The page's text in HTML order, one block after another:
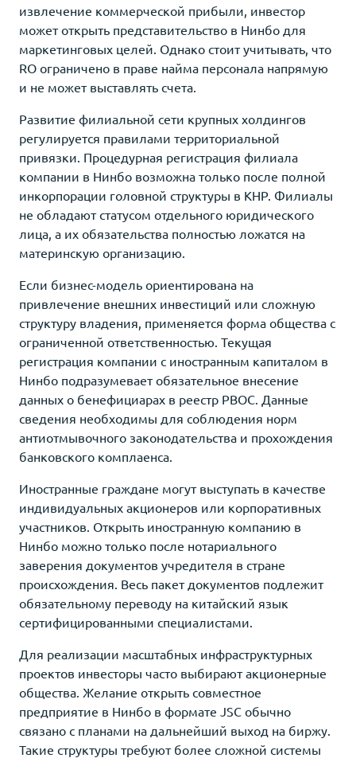
извлечение коммерческой прибыли, инвестор
может открыть представительство в Нинбо для
маркетинговых целей. Однако стоит учитывать, что
RO ограничено в праве найма персонала напрямую
и не может выставлять счета.
Развитие филиальной сети крупных холдингов
регулируется правилами территориальной
привязки. Процедурная регистрация филиала
компании в Нинбо возможна только после полной
инкорпорации головной структуры в КНР. Филиалы
не обладают статусом отдельного юридического
лица, а их обязательства полностью ложатся на
материнскую организацию.
Если бизнес-модель ориентирована на
привлечение внешних инвестиций или сложную
структуру владения, применяется форма общества с
ограниченной ответственностью. Текущая
регистрация компании с иностранным капиталом в
Нинбо подразумевает обязательное внесение
данных о бенефициарах в реестр PBOC. Данные
сведения необходимы для соблюдения норм
антиотмывочного законодательства и прохождения
банковского комплаенса.
Иностранные граждане могут выступать в качестве
индивидуальных акционеров или корпоративных
участников. Открыть иностранную компанию в
Нинбо можно только после нотариального
заверения документов учредителя в стране
происхождения. Весь пакет документов подлежит
обязательному переводу на китайский язык
сертифицированными специалистами.
Для реализации масштабных инфраструктурных
проектов инвесторы часто выбирают акционерные
общества. Желание открыть совместное
предприятие в Нинбо в формате JSC обычно
связано с планами на дальнейший выход на биржу.
Такие структуры требуют более сложной системы